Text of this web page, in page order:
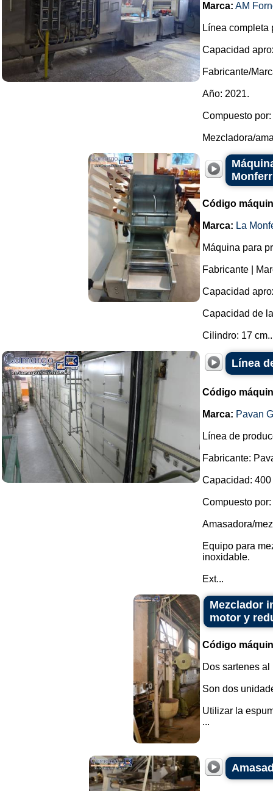
Marca: AM
Línea completa
Capacidad
Fabricante/
Año: 2021.
Compuesto por:
Mezcladora/
Código
Marca: La
Máquina para
Fabricante |
Capacidad
Capacidad de
Cilindro: 17
Línea
Código
Marca: Pavan
Línea de
Fabricante:
Capacidad:
Compuesto por:
Amasadora/
Equipo para
inoxidable.
Ext...
Mezclador
motor y
Código
Dos sartenes
Son dos
Utilizar la
...